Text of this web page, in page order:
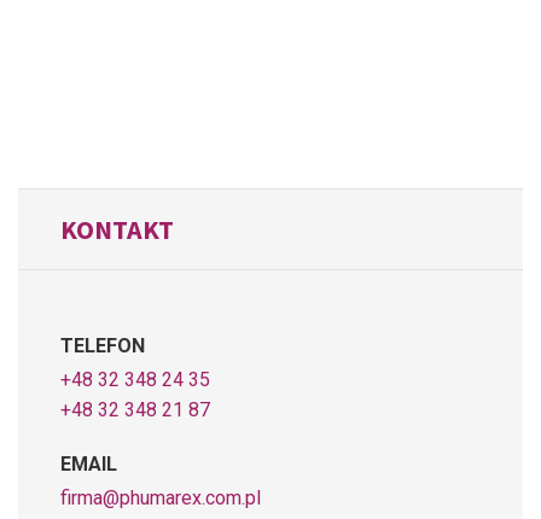
KONTAKT
TELEFON
+48 32 348 24 35
+48 32 348 21 87
EMAIL
firma@phumarex.com.pl